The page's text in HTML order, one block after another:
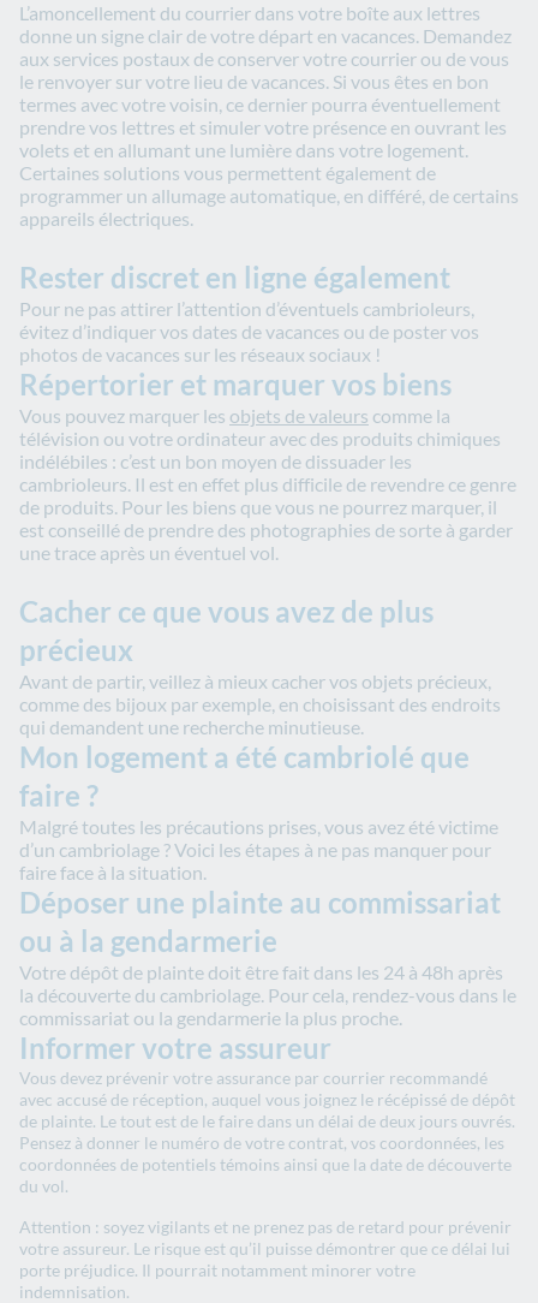
L’amoncellement du courrier dans votre boîte aux lettres
donne un signe clair de votre départ en vacances. Demandez
aux services postaux de conserver votre courrier ou de vous
le renvoyer sur votre lieu de vacances. Si vous êtes en bon
termes avec votre voisin, ce dernier pourra éventuellement
prendre vos lettres et simuler votre présence en ouvrant les
volets et en allumant une lumière dans votre logement.
Certaines solutions vous permettent également de
programmer un allumage automatique, en différé, de certains
appareils électriques.
Rester discret en ligne également
Pour ne pas attirer l’attention d’éventuels cambrioleurs,
évitez d’indiquer vos dates de vacances ou de poster vos
photos de vacances sur les réseaux sociaux !
Répertorier et marquer vos biens
Vous pouvez marquer les objets de valeurs comme la
télévision ou votre ordinateur avec des produits chimiques
indélébiles : c’est un bon moyen de dissuader les
cambrioleurs. Il est en effet plus difficile de revendre ce genre
de produits. Pour les biens que vous ne pourrez marquer, il
est conseillé de prendre des photographies de sorte à garder
une trace après un éventuel vol.
Cacher ce que vous avez de plus
précieux
Avant de partir, veillez à mieux cacher vos objets précieux,
comme des bijoux par exemple, en choisissant des endroits
qui demandent une recherche minutieuse.
Mon logement a été cambriolé que
faire ?
Malgré toutes les précautions prises, vous avez été victime
d’un cambriolage ? Voici les étapes à ne pas manquer pour
faire face à la situation.
Déposer une plainte au commissariat
ou à la gendarmerie
Votre dépôt de plainte doit être fait dans les 24 à 48h après
la découverte du cambriolage. Pour cela, rendez-vous dans le
commissariat ou la gendarmerie la plus proche.
Informer votre assureur
Vous devez prévenir votre assurance par courrier recommandé
avec accusé de réception, auquel vous joignez le récépissé de dépôt
de plainte. Le tout est de le faire dans un délai de deux jours ouvrés.
Pensez à donner le numéro de votre contrat, vos coordonnées, les
coordonnées de potentiels témoins ainsi que la date de découverte
du vol.
Attention : soyez vigilants et ne prenez pas de retard pour prévenir
votre assureur. Le risque est qu’il puisse démontrer que ce délai lui
porte préjudice. Il pourrait notamment minorer votre
indemnisation.